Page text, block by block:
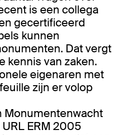
is een collega
gecertificeerd
kunnen
Dat vergt
kennis van zaken.
eigenaren met
zijn er volop
Monumentenwacht
ERM 2005